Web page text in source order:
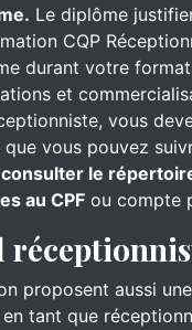
Le diplôme
CQP
durant votre
et
vous
vous pouvez
consulter le
au CPF ou compte
proposent aussi
tant que